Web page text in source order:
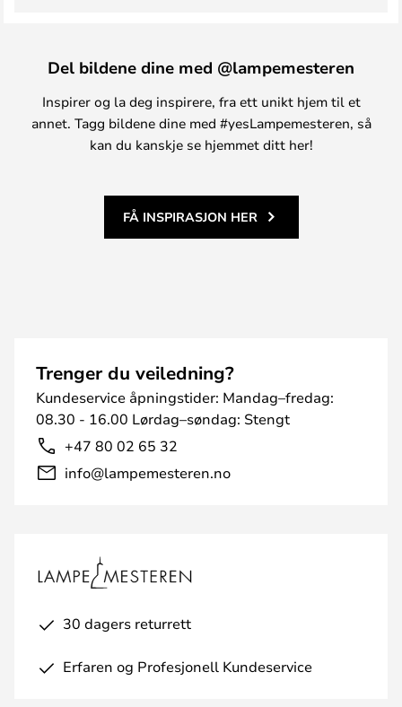
Del bildene dine med @lampemesteren
Inspirer og la deg inspirere, fra ett unikt hjem til et
annet. Tagg bildene dine med #yesLampemesteren, så
kan du kanskje se hjemmet ditt her!
FÅ INSPIRASJON HER
Trenger du veiledning?
Kundeservice åpningstider: Mandag–fredag:
08.30 - 16.00 Lørdag–søndag: Stengt
+47 80 02 65 32
info@lampemesteren.no
30 dagers returrett
Erfaren og Profesjonell Kundeservice